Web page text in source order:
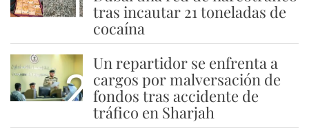
tras incautar 21 toneladas de
cocaína
2
Un repartidor se enfrenta a
cargos por malversación de
fondos tras accidente de
tráfico en Sharjah